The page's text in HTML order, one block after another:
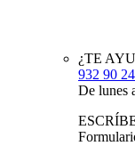
¿TE
932 90
De lunes